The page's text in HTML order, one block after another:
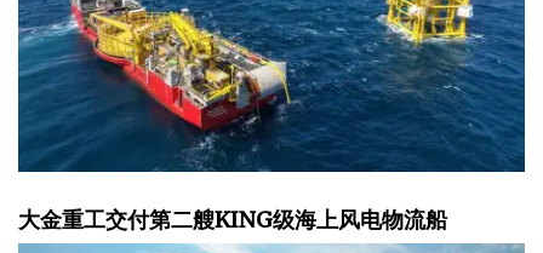
大金重工交付第二艘KING级海上风电物流船